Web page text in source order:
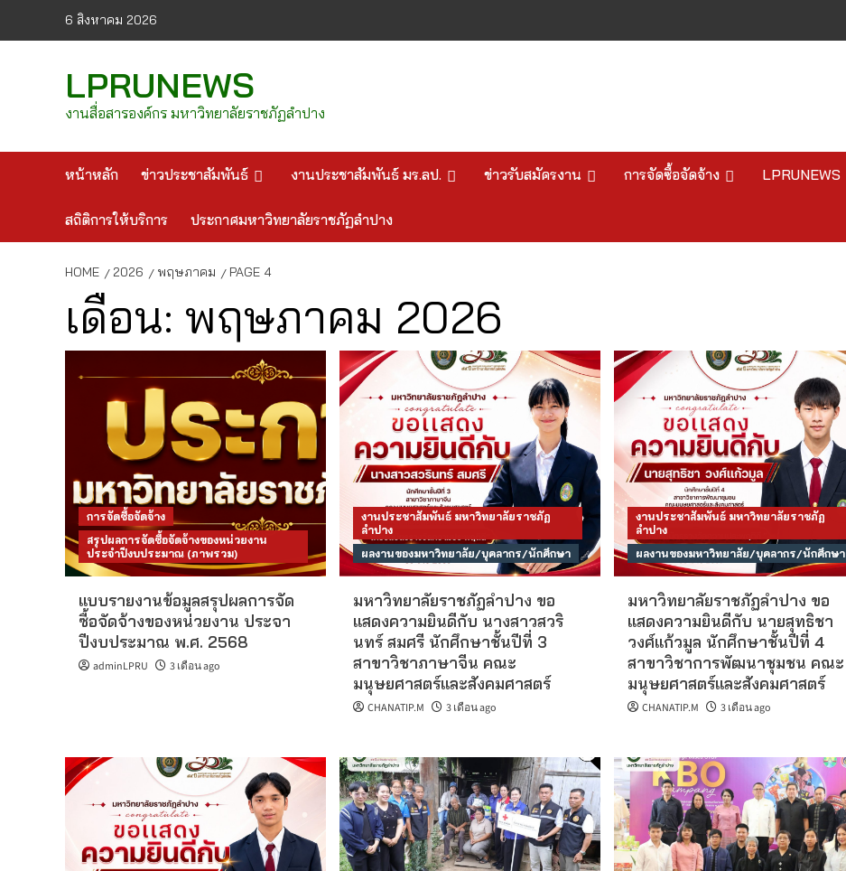
6 สิงหาคม 2026
LPRUNEWS
งานสื่อสารองค์กร มหาวิทยาลัยราชภัฏลำปาง
หน้าหลัก ข่าวประชาสัมพันธ์ งานประชาสัมพันธ์ มร.ลป. ข่าวรับสมัครงาน การจัดซื้อจัดจ้าง LPRUNEWS
สถิติการให้บริการ ประกาศมหาวิทยาลัยราชภัฏลำปาง
HOME 2026 พฤษภาคม PAGE 4
เดือน: พฤษภาคม 2026
การจัดซื้อจัดจ้าง
สรุปผลการจัดซื้อจัดจ้างของหน่วยงาน
ประจำปีงบประมาณ (ภาพรวม)
แบบรายงานข้อมูลสรุปผลการจัด
ซื้อจัดจ้างของหน่วยงาน ประจา
ปีงบประมาณ พ.ศ. 2568
adminLPRU 3 เดือน ago
งานประชาสัมพันธ์ มหาวิทยาลัยราชภัฏ
ลำปาง
ผลงานของมหาวิทยาลัย/บุคลากร/นักศึกษา
มหาวิทยาลัยราชภัฏลำปาง ขอ
แสดงความยินดีกับ นางสาวสวริ
นทร์ สมศรี นักศึกษาชั้นปีที่ 3
สาขาวิชาภาษาจีน คณะ
มนุษยศาสตร์และสังคมศาสตร์
CHANATIP.M 3 เดือน ago
งานประชาสัมพันธ์ มหาวิทยาลัยราชภัฏ
ลำปาง
ผลงานของมหาวิทยาลัย/บุคลากร/นักศึกษา
มหาวิทยาลัยราชภัฏลำปาง ขอ
แสดงความยินดีกับ นายสุทธิชา
วงศ์แก้วมูล นักศึกษาชั้นปีที่ 4
สาขาวิชาการพัฒนาชุมชน คณะ
มนุษยศาสตร์และสังคมศาสตร์
CHANATIP.M 3 เดือน ago